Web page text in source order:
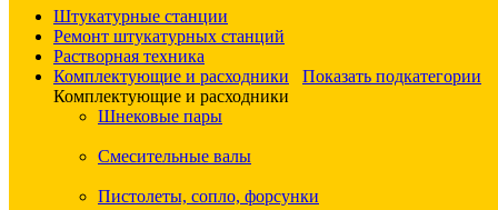
Штукатурные станции
Ремонт штукатурных станций
Растворная техника
Комплектующие и расходники
Показать подкатегории
Комплектующие и расходники
Шнековые пары
Смесительные валы
Пистолеты, сопло, форсунки